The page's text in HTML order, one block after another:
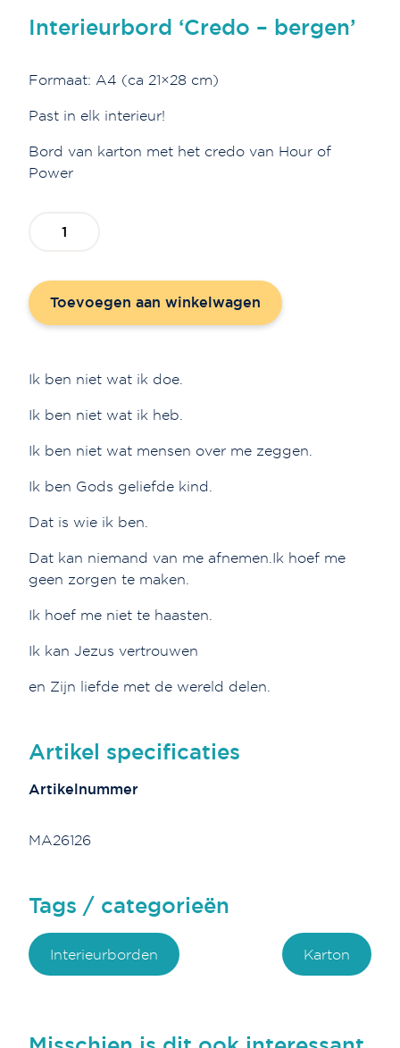
Interieurbord ‘Credo – bergen’
Formaat: A4 (ca 21×28 cm)
Past in elk interieur!
Bord van karton met het credo van Hour of
Power
'Credo
bergen'
aantalToevoegen aan winkelwagen
Ik ben niet wat ik doe.
Ik ben niet wat ik heb.
Ik ben niet wat mensen over me zeggen.
Ik ben Gods geliefde kind.
Dat is wie ik ben.
Dat kan niemand van me afnemen.Ik hoef me
geen zorgen te maken.
Ik hoef me niet te haasten.
Ik kan Jezus vertrouwen
en Zijn liefde met de wereld delen.
Artikel specificaties
Artikelnummer
MA26126
Tags / categorieën
Interieurborden Karton